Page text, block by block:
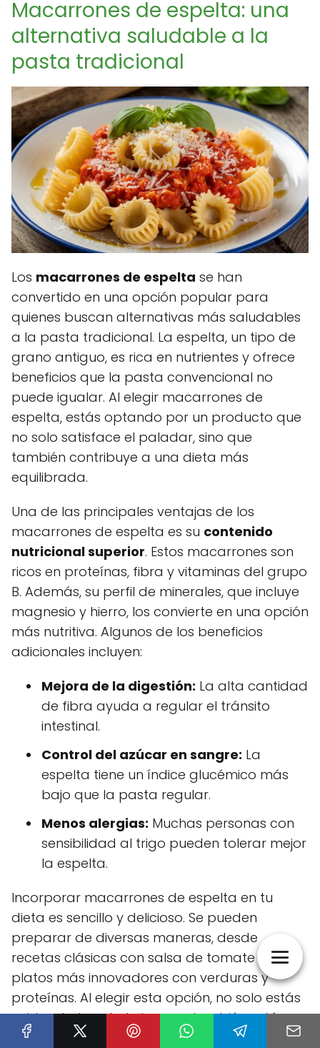
Macarrones de espelta: una
alternativa saludable a la
pasta tradicional
Los macarrones de espelta se han
convertido en una opción popular para
quienes buscan alternativas más saludables
a la pasta tradicional. La espelta, un tipo de
grano antiguo, es rica en nutrientes y ofrece
beneficios que la pasta convencional no
puede igualar. Al elegir macarrones de
espelta, estás optando por un producto que
no solo satisface el paladar, sino que
también contribuye a una dieta más
equilibrada.
Una de las principales ventajas de los
macarrones de espelta es su contenido
nutricional superior. Estos macarrones son
ricos en proteínas, fibra y vitaminas del grupo
B. Además, su perfil de minerales, que incluye
magnesio y hierro, los convierte en una opción
más nutritiva. Algunos de los beneficios
adicionales incluyen:
Mejora de la digestión: La alta cantidad
de fibra ayuda a regular el tránsito
intestinal.
Control del azúcar en sangre: La
espelta tiene un índice glucémico más
bajo que la pasta regular.
Menos alergias: Muchas personas con
sensibilidad al trigo pueden tolerar mejor
la espelta.
Incorporar macarrones de espelta en tu
dieta es sencillo y delicioso. Se pueden
preparar de diversas maneras, desde
recetas clásicas con salsa de tomate hasta
platos más innovadores con verduras y
proteínas. Al elegir esta opción, no solo estás
cuidando tu salud, sino que también estás
disfrutando de un alimento que promueve un